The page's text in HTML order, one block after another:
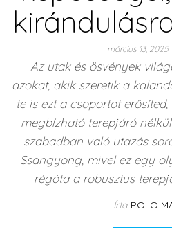
március 13, 2025
Az utak és ösvények
azokat, akik szeretik a
te is ezt a csoportot
megbízható terepjáró
szabadban való utazás
Ssangyong, mivel ez egy
régóta a robusztus
Írta POLO